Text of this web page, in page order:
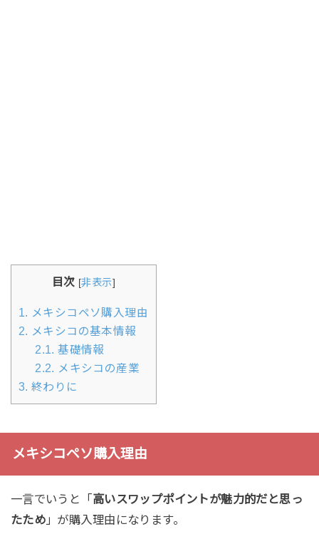
目次 [非表示]
1. メキシコペソ購入理由
2. メキシコの基本情報
2.1. 基礎情報
2.2. メキシコの産業
3. 終わりに
メキシコペソ購入理由
一言でいうと「高いスワップポイントが魅力的だと思っ
たため 」が購入理由になります。